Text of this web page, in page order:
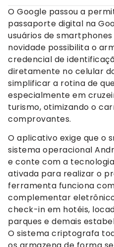
O Google passou a
passaporte digital na
usuários de smartphones
novidade possibilita o
credencial de
diretamente no celular
simplificar a rotina de
especialmente em
turismo, otimizando o
comprovantes.
O aplicativo exige que o
sistema operacional
e conte com a
ativada para realizar o
ferramenta funciona
complementar
check-in em hotéis,
parques e demais
O sistema criptografa